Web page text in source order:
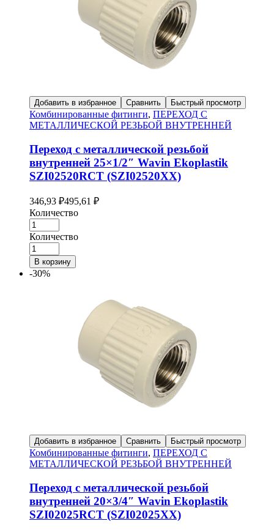
Добавить в избранное Сравнить Быстрый просмотр
Комбинированные фитинги, ПЕРЕХОД С
МЕТАЛЛИЧЕСКОЙ РЕЗЬБОЙ ВНУТРЕННЕЙ
Переход с металлической резьбой
внутренней 25×1/2″ Wavin Ekoplastik
SZI02520RCT (SZI02520XX)
346,93 ₽495,61 ₽
Количество
Количество
В корзину
-30%
Добавить в избранное Сравнить Быстрый просмотр
Комбинированные фитинги, ПЕРЕХОД С
МЕТАЛЛИЧЕСКОЙ РЕЗЬБОЙ ВНУТРЕННЕЙ
Переход с металлической резьбой
внутренней 20×3/4″ Wavin Ekoplastik
SZI02025RCT (SZI02025XX)